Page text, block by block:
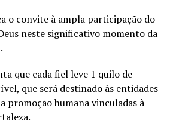
o convite à ampla participação do
neste significativo momento da
que cada fiel leve 1 quilo de
que será destinado às entidades
promoção humana vinculadas à